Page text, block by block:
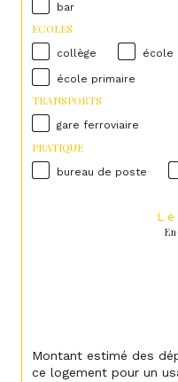
bar
ECOLES
collège école
école primaire
TRANSPORTS
gare ferroviaire
PRATIQUE
bureau de poste
Montant estimé des
ce logement pour un